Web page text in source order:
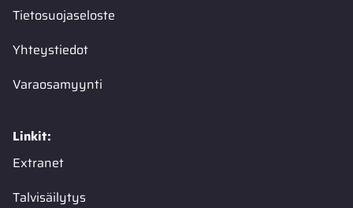
Tietosuojaseloste
Yhteystiedot
Varaosamyynti
Linkit:
Extranet
Talvisäilytys